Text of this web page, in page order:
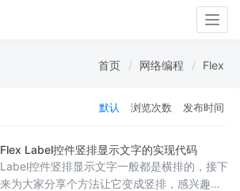
首页 网络编程 Flex
默认 浏览次数 发布时间
Flex Label控件竖排显示文字的实现代码
Label控件竖排显示文字一般都是横排的，接下
来为大家分享个方法让它变成竖排，感兴趣的